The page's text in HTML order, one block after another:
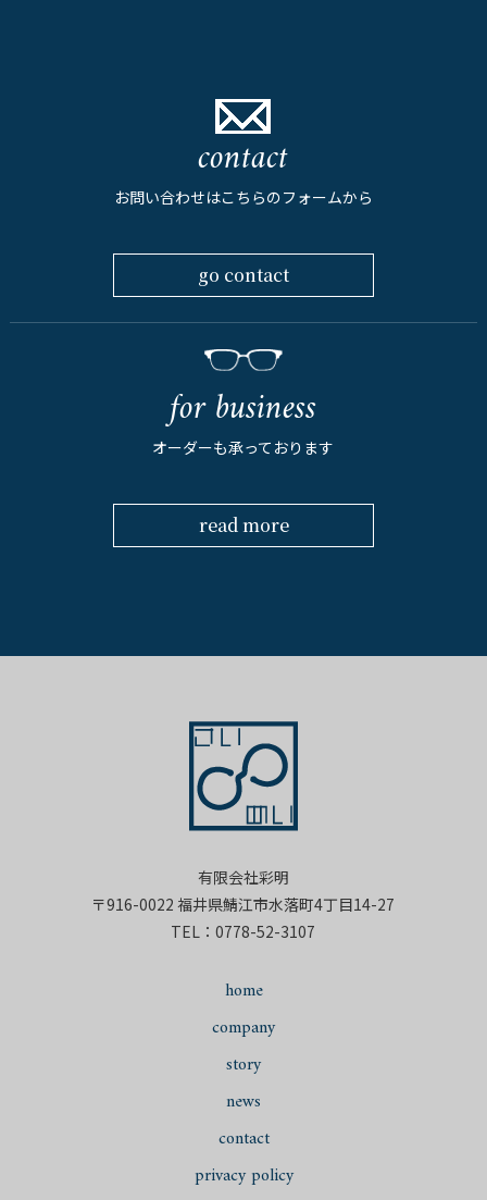
contact
お問い合わせはこちらのフォームから
go contact
for business
オーダーも承っております
read more
有限会社彩明
〒916-0022 福井県鯖江市水落町4丁目14-27
TEL：0778-52-3107
home
company
story
news
contact
privacy policy